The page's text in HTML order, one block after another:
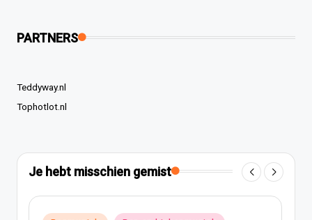
PARTNERS
Teddyway.nl
Tophotlot.nl
Je hebt misschien gemist